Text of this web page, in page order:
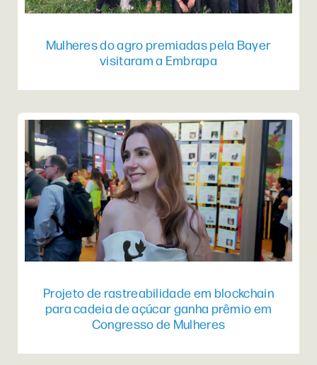
Mulheres do agro premiadas pela Bayer
visitaram a Embrapa
Projeto de rastreabilidade em blockchain
para cadeia de açúcar ganha prêmio em
Congresso de Mulheres